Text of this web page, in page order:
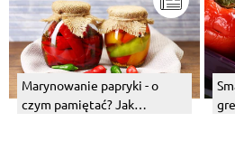
Marynowanie papryki - o
czym pamiętać? Jak